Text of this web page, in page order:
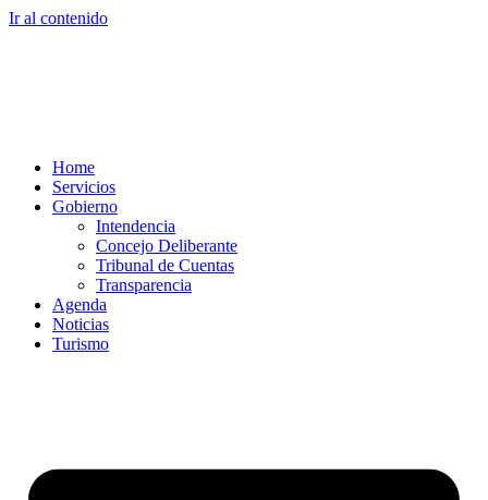
Ir al contenido
Home
Servicios
Gobierno
Intendencia
Concejo Deliberante
Tribunal de Cuentas
Transparencia
Agenda
Noticias
Turismo